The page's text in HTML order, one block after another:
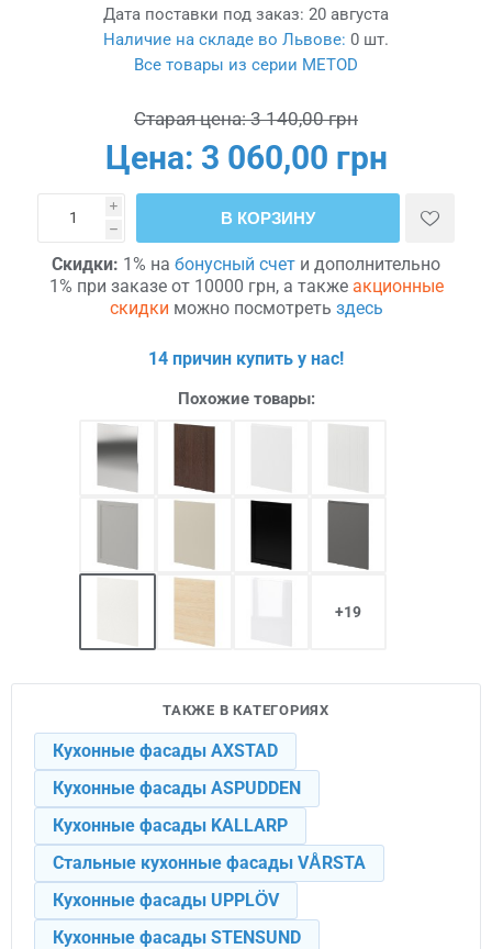
Дата поставки под заказ: 20 августа
Наличие на складе во Львове: 0 шт.
Все товары из серии METOD
Старая цена: 3 140,00 грн
Цена: 3 060,00 грн
i
h
В КОРЗИНУ
Скидки: 1% на бонусный счет и дополнительно
1% при заказе от 10000 грн, а также акционные
скидки можно посмотреть здесь
14 причин купить у нас!
Похожие товары:
+19
ТАКЖЕ В КАТЕГОРИЯХ
Кухонные фасады AXSTAD
Кухонные фасады ASPUDDEN
Кухонные фасады KALLARP
Стальные кухонные фасады VÅRSTA
Кухонные фасады UPPLÖV
Кухонные фасады STENSUND